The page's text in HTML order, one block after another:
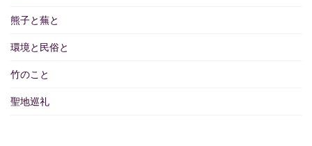
熊子と蕪と
環境と民俗と
竹のこと
聖地巡礼